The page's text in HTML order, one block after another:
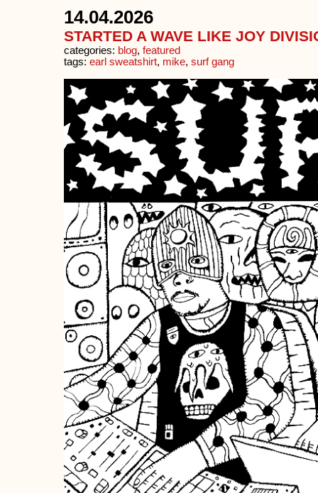
14.04.2026
STARTED A WAVE LIKE JOY
categories: blog, featured
tags: earl sweatshirt, mike, surf gang